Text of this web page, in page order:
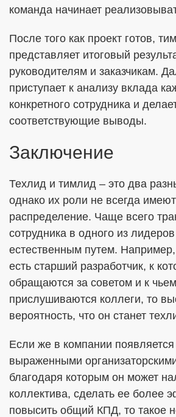
команда начинает
После того как проект готов,
представляет итоговый
руководителям и заказчикам.
приступает к анализу вклада
конкретного сотрудника и
соответствующие выводы.
Заключение
Техлид и тимлид – это два
однако их роли не всегда имеют
распределение. Чаще всего
сотрудника в одного из
естественным путем.
есть старший разработчик, к
обращаются за советом и к
прислушиваются коллеги, то
вероятность, что он станет
Если же в компании появляется
выраженными
благодаря которым он может
коллектива, сделать ее более
повысить общий КПД, то такое